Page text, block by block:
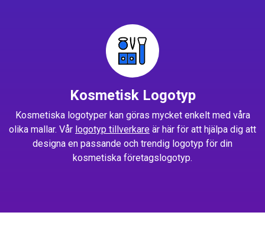
Kosmetisk Logotyp
Kosmetiska logotyper kan göras mycket enkelt med våra
olika mallar. Vår logotyp tillverkare är här för att hjälpa dig att
designa en passande och trendig logotyp för din
kosmetiska företagslogotyp.